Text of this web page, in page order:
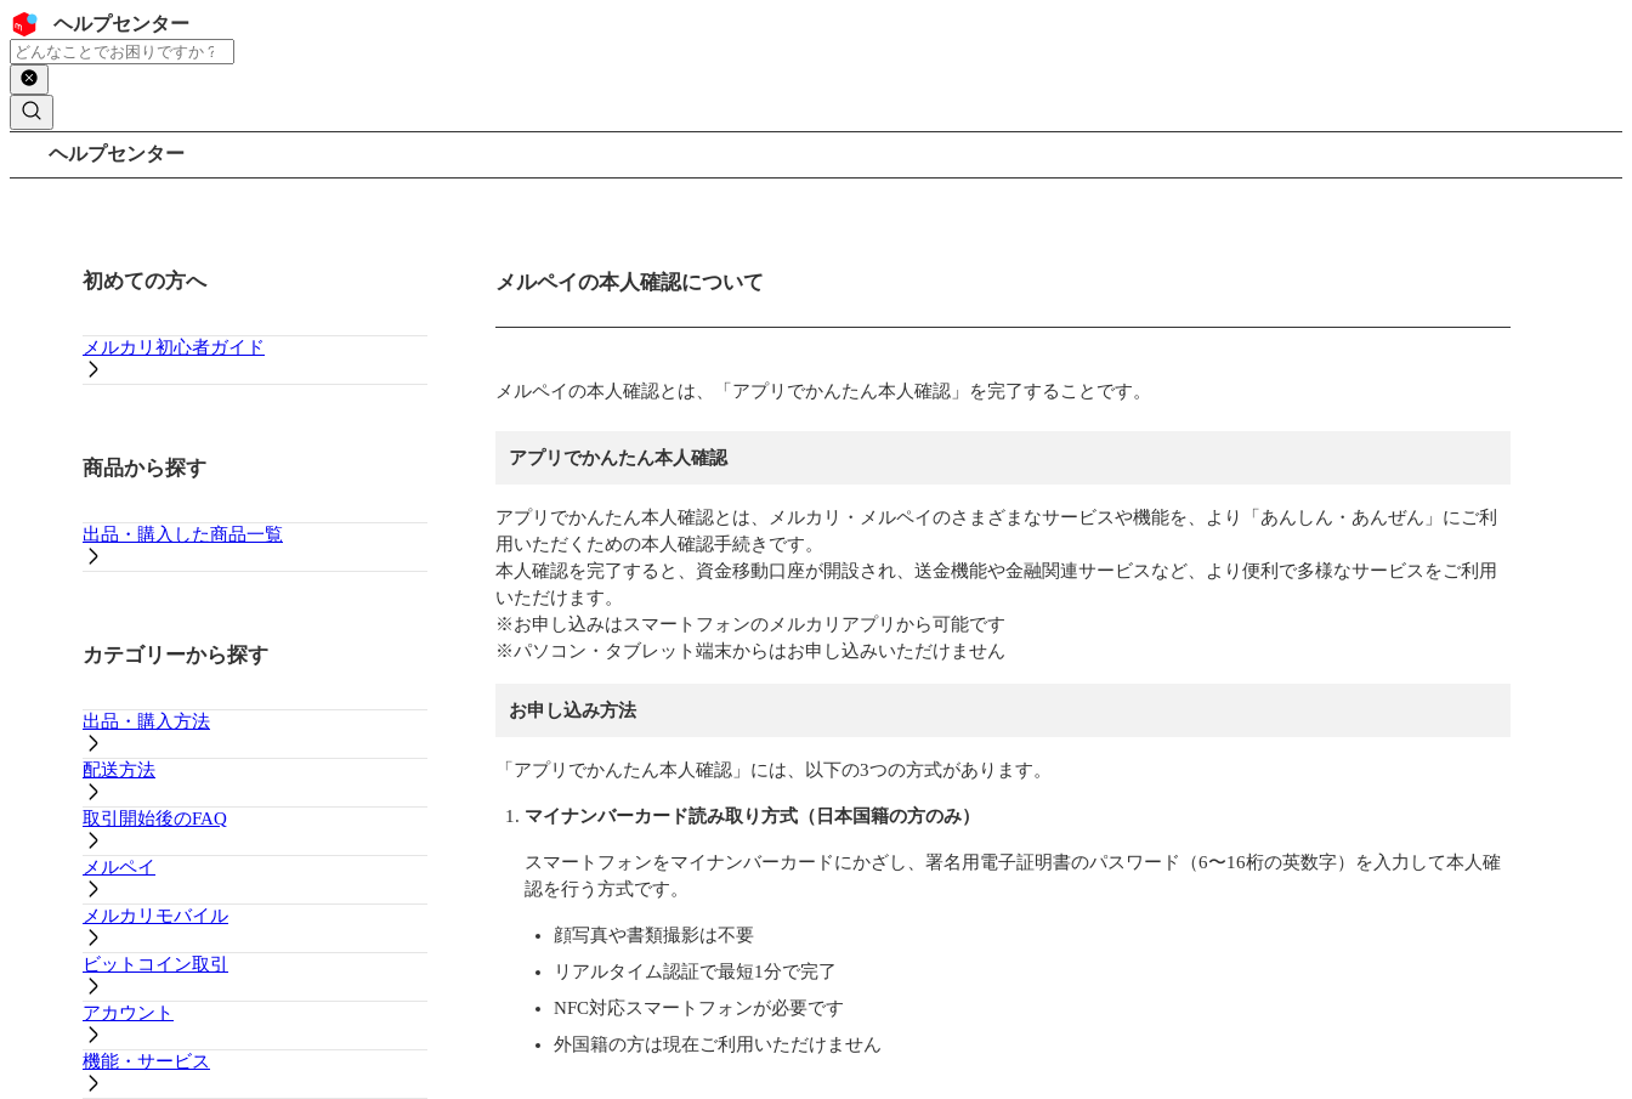
コンテンツにスキップ
ヘッダー
ヘルプセンター
検索
パンくずリスト
ヘルプセンター
サイドバー
初めての方へ
メルカリ初心者ガイド
商品から探す
出品・購入した商品一覧
カテゴリーから探す
出品・購入方法
配送方法
取引開始後のFAQ
メルペイ
メルカリモバイル
ビットコイン取引
アカウント
機能・サービス
メインコンテンツ
メルペイの本人確認について
メルペイの本人確認とは、「アプリでかんたん本人確認」を完了することです。
アプリでかんたん本人確認
アプリでかんたん本人確認とは、メルカリ・メルペイのさまざまなサービスや機能を、より「あんしん・あんぜん」にご利
用いただくための本人確認手続きです。
本人確認を完了すると、資金移動口座が開設され、送金機能や金融関連サービスなど、より便利で多様なサービスをご利用
いただけます。
※お申し込みはスマートフォンのメルカリアプリから可能です
※パソコン・タブレット端末からはお申し込みいただけません
お申し込み方法
「アプリでかんたん本人確認」には、以下の3つの方式があります。
マイナンバーカード読み取り方式（日本国籍の方のみ）
スマートフォンをマイナンバーカードにかざし、署名用電子証明書のパスワード（6〜16桁の英数字）を入力して本人確
認を行う方式です。
顔写真や書類撮影は不要
リアルタイム認証で最短1分で完了
NFC対応スマートフォンが必要です
外国籍の方は現在ご利用いただけません